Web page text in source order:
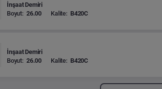
İnşaat Demiri
Boyut: 26.00 Kalite: B420C
İnşaat Demiri
Boyut: 26.00 Kalite: B420C